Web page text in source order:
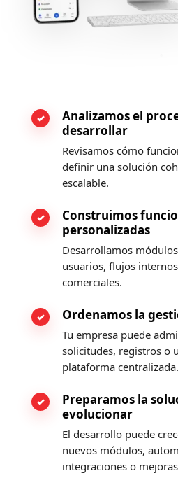
Analizamos el
desarrollar
Revisamos cómo
definir una solución
escalable.
Construimos
personalizadas
Desarrollamos
usuarios, flujos
comerciales.
Ordenamos la
Tu empresa puede
solicitudes, registros o
plataforma centralizada.
Preparamos la
evolucionar
El desarrollo puede
nuevos módulos,
integraciones o